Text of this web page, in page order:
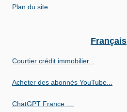
Plan du site
Français
Courtier crédit immobilier...
Acheter des abonnés YouTube...
ChatGPT France :...